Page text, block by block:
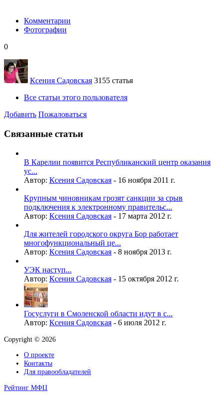
Комментарии
Фотографии
0
Ксения Садовская 3155 статья
Все статьи этого пользователя
Добавить Пожаловаться
Связанные статьи
В Карелии появится Республиканский центр оказания
ус...
Автор: Ксения Садовская - 16 ноября 2011 г.
Крупным чиновникам грозят санкции за срыв
подключения к электронному правительс...
Автор: Ксения Садовская - 17 марта 2012 г.
Для жителей городского округа Бор работает
многофункциональный це...
Автор: Ксения Садовская - 8 ноября 2013 г.
УЭК наступ...
Автор: Ксения Садовская - 15 октября 2012 г.
Госуслуги в Смоленской области идут в с...
Автор: Ксения Садовская - 6 июля 2012 г.
Copyright © 2026
О проекте
Контакты
Для правообладателей
Рейтинг МФЦ